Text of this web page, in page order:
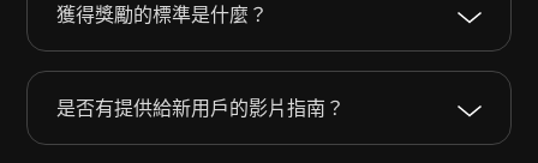
獲得獎勵的標準是什麼？
是否有提供給新用戶的影片指南？